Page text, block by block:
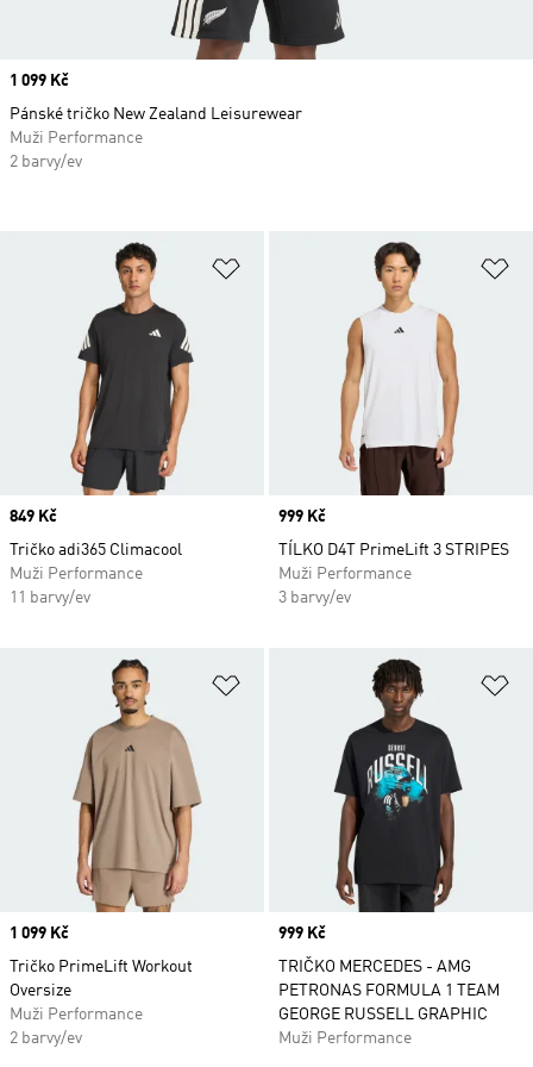
Přidat do seznamu přání
Price
849 Kč
Tričko adi365 Climacool
Muži Performance
11 barvy/ev
Price
999 Kč
TÍLKO D4T PrimeLift 3 STRIPES
Muži Performance
3 barvy/ev
Přidat do seznamu přání
Price
1 099 Kč
Tričko PrimeLift Workout
Oversize
Muži Performance
2 barvy/ev
Price
999 Kč
TRIČKO MERCEDES - AMG
PETRONAS FORMULA 1 TEAM
GEORGE RUSSELL GRAPHIC
Muži Performance
Price
1 099 Kč
Pánské tričko New Zealand Leisurewear
Muži Performance
2 barvy/ev